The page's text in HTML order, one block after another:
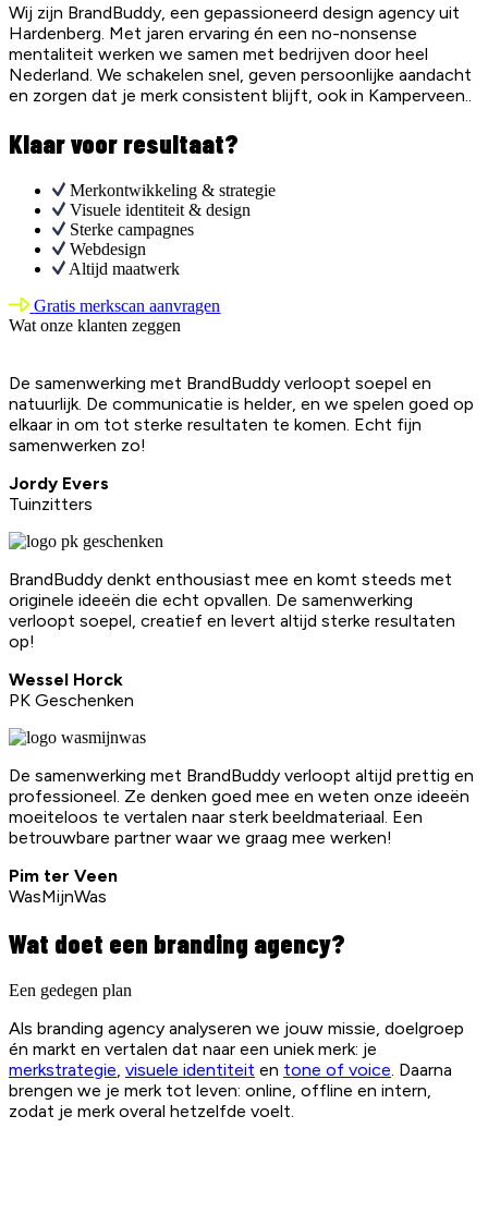
Wij zijn BrandBuddy, een gepassioneerd design agency uit
Hardenberg. Met jaren ervaring én een no-nonsense
mentaliteit werken we samen met bedrijven door heel
Nederland. We schakelen snel, geven persoonlijke aandacht
en zorgen dat je merk consistent blijft, ook in Kamperveen
Klaar voor resultaat?
Merkontwikkeling & strategie
Visuele identiteit & design
Sterke campagnes
Webdesign
Altijd maatwerk
Gratis merkscan aanvragen
Wat onze klanten zeggen
De samenwerking met BrandBuddy verloopt soepel en
natuurlijk. De communicatie is helder, en we spelen goed op
elkaar in om tot sterke resultaten te komen. Echt fijn
samenwerken zo!
Jordy Evers
Tuinzitters
BrandBuddy denkt enthousiast mee en komt steeds met
originele ideeën die echt opvallen. De samenwerking
verloopt soepel, creatief en levert altijd sterke resultaten
op!
Wessel Horck
PK Geschenken
De samenwerking met BrandBuddy verloopt altijd prettig en
professioneel. Ze denken goed mee en weten onze ideeën
moeiteloos te vertalen naar sterk beeldmateriaal. Een
betrouwbare partner waar we graag mee werken!
Pim ter Veen
WasMijnWas
Wat doet een branding agency?
Een gedegen plan
Als branding agency analyseren we jouw missie, doelgroep
én markt en vertalen dat naar een uniek merk: je
merkstrategie, visuele identiteit en tone of voice. Daarna
brengen we je merk tot leven: online, offline en intern,
zodat je merk overal hetzelfde voelt.